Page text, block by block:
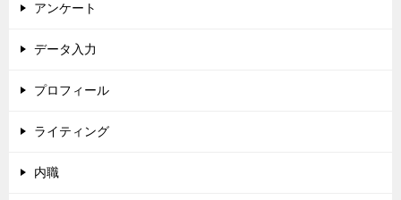
アンケート
データ入力
プロフィール
ライティング
内職